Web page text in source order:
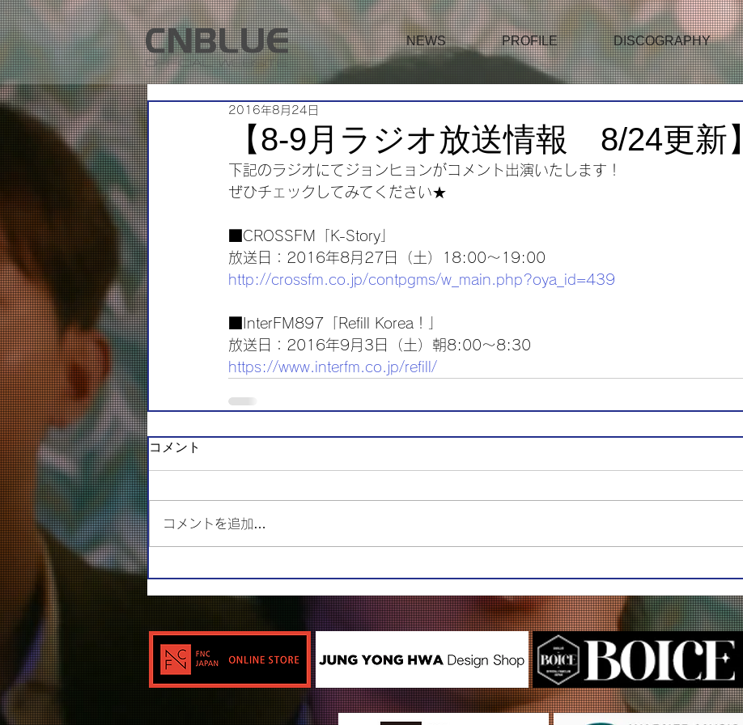
NEWS PROFILE DISCOGRAPHY
【8-9月ラジオ放送情報 8/24更新】
2016年8月24日
下記のラジオにてジョンヒョンがコメント出演いたします！
ぜひチェックしてみてください★
■CROSSFM「K-Story」
放送日：2016年8月27日（土）18:00～19:00
http://crossfm.co.jp/contpgms/w_main.php?oya_id=439
■InterFM897「Refill Korea！」
放送日：2016年9月3日（土）朝8:00～8:30
https://www.interfm.co.jp/refill/
コメント
コメントを追加…